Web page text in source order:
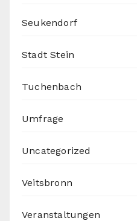
Seukendorf
Stadt Stein
Tuchenbach
Umfrage
Uncategorized
Veitsbronn
Veranstaltungen